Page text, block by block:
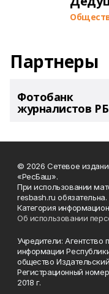
Партнеры
Фотобанк
журналистов РБ
© 2026 Сетевое
«РесБаш».
При использовании
resbash.ru обязательна.
Категория
Об использовании
Учредители:
информации
общество
Регистрационный
2018 г.